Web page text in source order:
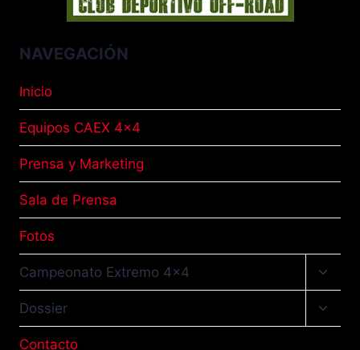
NAVEGACIÓN
Inicio
Equipos CAEX 4×4
Prensa y Marketing
Sala de Prensa
Fotos
Campeonato Extremo 4×4
menú
hijo
Dossier
menú
Contacto